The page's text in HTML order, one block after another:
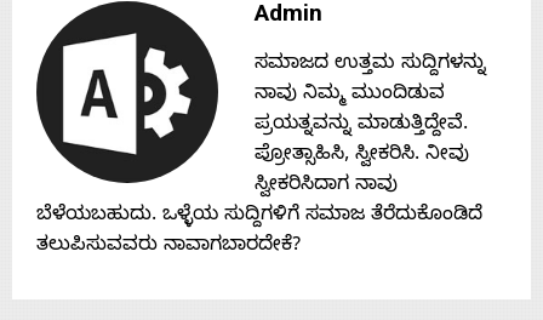
Contact
Us
Admin
ಸಮಾಜದ ಉತ್ತಮ ಸುದ್ದಿಗಳನ್ನು
ನಾವು ನಿಮ್ಮ ಮುಂದಿಡುವ
ಪ್ರಯತ್ನವನ್ನು ಮಾಡುತ್ತಿದ್ದೇವೆ.
ಪ್ರೋತ್ಸಾಹಿಸಿ, ಸ್ವೀಕರಿಸಿ. ನೀವು
ಸ್ವೀಕರಿಸಿದಾಗ ನಾವು
ಬೆಳೆಯಬಹುದು. ಒಳ್ಳೆಯ ಸುದ್ದಿಗಳಿಗೆ ಸಮಾಜ ತೆರೆದುಕೊಂಡಿದೆ
ತಲುಪಿಸುವವರು ನಾವಾಗಬಾರದೇಕೆ?